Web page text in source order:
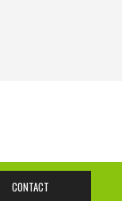
CONTACT